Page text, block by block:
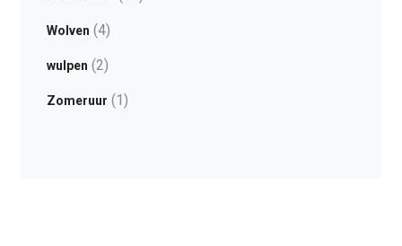
Wolven (4)
wulpen (2)
Zomeruur (1)